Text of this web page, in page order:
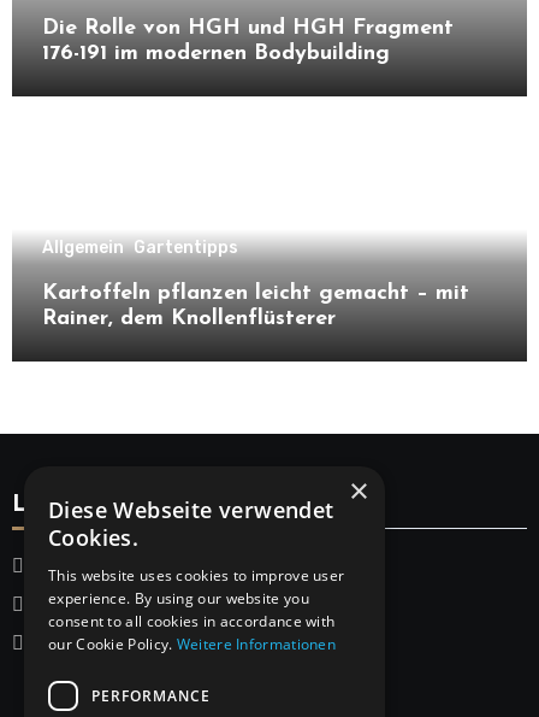
Die Rolle von HGH und HGH Fragment
176-191 im modernen Bodybuilding
Allgemein Gartentipps
Kartoffeln pflanzen leicht gemacht – mit
Rainer, dem Knollenflüsterer
Legal
Startseite
Datenschutzerklärung
Impressum
×
Diese Webseite verwendet
Cookies.
This website uses cookies to improve user
experience. By using our website you
consent to all cookies in accordance with
our Cookie Policy. Weitere Informationen
PERFORMANCE